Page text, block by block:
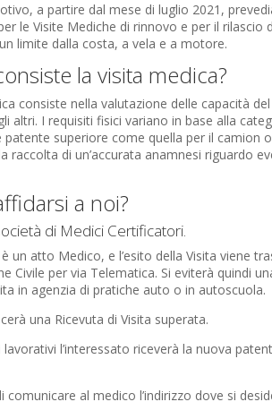
a partire dal mese di luglio 2021,
le Visite Mediche di rinnovo e per il
limite dalla costa, a vela e a motore.
la visita medica?
consiste nella valutazione delle capacità
altri. I requisiti fisici variano in base alla
superiore come quella per il camion
raccolta di un’accurata anamnesi riguardo
a noi?
di Medici Certificatori.
un atto Medico, e l’esito della Visita viene
Civile per via Telematica. Si eviterà quindi
in agenzia di pratiche auto o in autoscuola.
una Ricevuta di Visita superata.
l’interessato riceverà la nuova
comunicare al medico l’indirizzo dove si